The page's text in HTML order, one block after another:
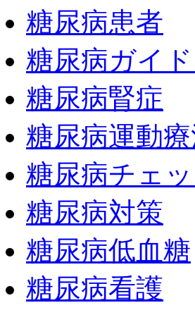
糖尿病患者
糖尿病ガイ
糖尿病腎症
糖尿病運動
糖尿病チェ
糖尿病対策
糖尿病低血糖
糖尿病看護